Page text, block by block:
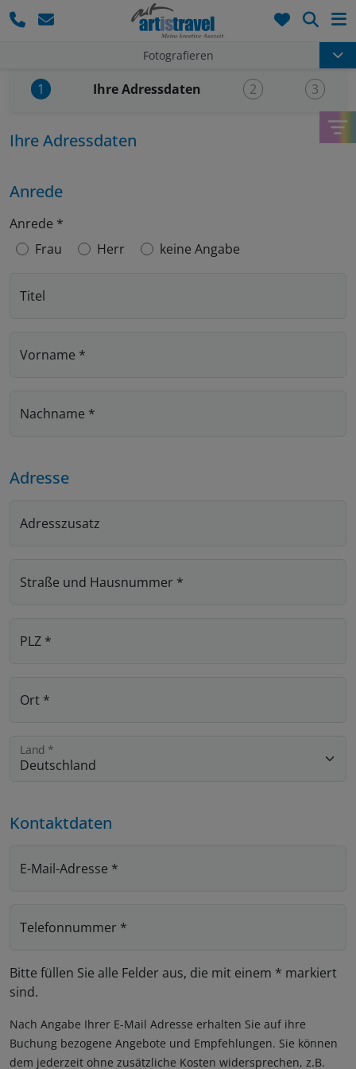
Fotografieren
1 Aktueller Schritt:
Ihre Adressdaten 2 3
Ihre Adressdaten
Anrede
Anrede *
Frau
Herr keine Angabe
Titel
Vorname *
Nachname *
Adresse
Adresszusatz
Straße und Hausnummer *
PLZ *
Ort *
Land *
Kontaktdaten
E-Mail-Adresse *
Telefonnummer *
Bitte füllen Sie alle Felder aus, die mit einem * markiert
sind.
Nach Angabe Ihrer E-Mail Adresse erhalten Sie auf ihre
Buchung bezogene Angebote und Empfehlungen. Sie können
dem jederzeit ohne zusätzliche Kosten widersprechen, z.B.